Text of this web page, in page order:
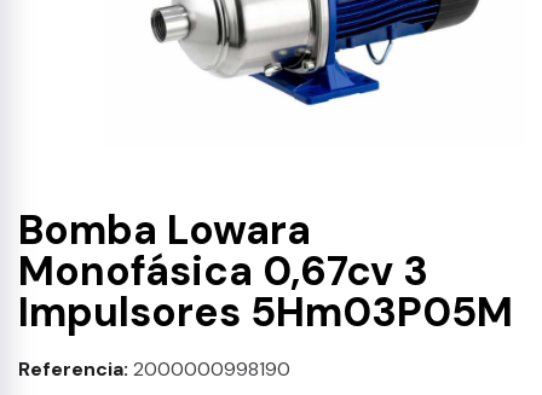
Bomba Lowara
Monofásica 0,67cv 3
Impulsores 5Hm03P05M
Referencia 2000000998190